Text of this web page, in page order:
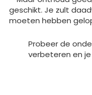
geschikt. Je zult
moeten hebben
Probeer de
verbeteren en